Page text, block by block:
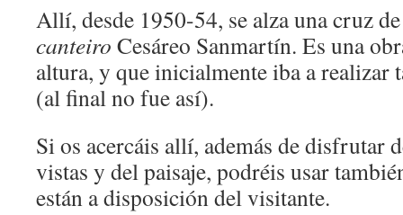
Allí, desde 1950-54, se alza una cruz
canteiro Cesáreo Sanmartín. Es una
altura, y que inicialmente iba a realizar
(al final no fue así).
Si os acercáis allí, además de disfrutar
vistas y del paisaje, podréis usar
están a disposición del visitante.